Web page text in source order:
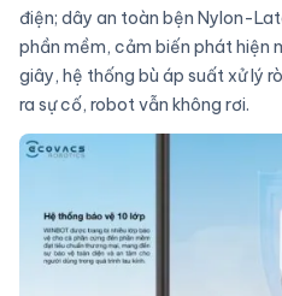
điện; dây an toàn bện Nylon-
phần mềm, cảm biến phát hiện
giây, hệ thống bù áp suất xử lý
ra sự cố, robot vẫn không rơi.